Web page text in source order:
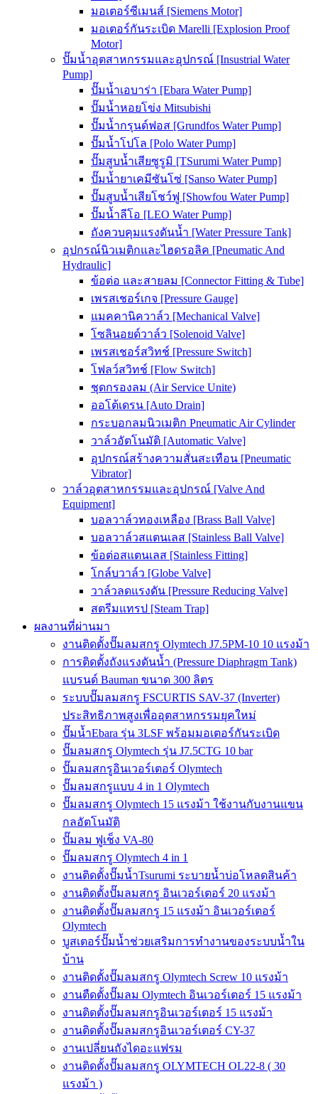
มอเตอร์ซีเมนส์ [Siemens Motor]
มอเตอร์กันระเบิด Marelli [Explosion Proof
Motor]
ปั๊มน้ำอุตสาหกรรมและอุปกรณ์ [Insustrial Water
Pump]
ปั๊มน้ำเอบาร่า [Ebara Water Pump]
ปั๊มน้ำหอยโข่ง Mitsubishi
ปั๊มน้ำกรุนด์ฟอส [Grundfos Water Pump]
ปั๊มน้ำโปโล [Polo Water Pump]
ปั๊มสูบน้ำเสียซูรูมิ [TSurumi Water Pump]
ปั๊มน้ำยาเคมีซันโซ่ [Sanso Water Pump]
ปั๊มสูบน้ำเสียโชว์ฟู [Showfou Water Pump]
ปั๊มน้ำลีโอ [LEO Water Pump]
ถังควบคุมแรงดันน้ำ [Water Pressure Tank]
อุปกรณ์นิวเมติกและไฮดรอลิค [Pneumatic And
Hydraulic]
ข้อต่อ และสายลม [Connector Fitting & Tube]
เพรสเชอร์เกจ [Pressure Gauge]
แมคคานิควาล์ว [Mechanical Valve]
โซลินอยด์วาล์ว [Solenoid Valve]
เพรสเชอร์สวิทช์ [Pressure Switch]
โฟลว์สวิทช์ [Flow Switch]
ชุดกรองลม (Air Service Unite)
ออโต้เดรน [Auto Drain]
กระบอกลมนิวเมติก Pneumatic Air Cylinder
วาล์วอัตโนมัติ [Automatic Valve]
อุปกรณ์สร้างความสั่นสะเทือน [Pneumatic
Vibrator]
วาล์วอุตสาหกรรมและอุปกรณ์ [Valve And
Equipment]
บอลวาล์วทองเหลือง [Brass Ball Valve]
บอลวาล์วสแตนเลส [Stainless Ball Valve]
ข้อต่อสแตนเลส [Stainless Fitting]
โกล์บวาล์ว [Globe Valve]
วาล์วลดแรงดัน [Pressure Reducing Valve]
สตรีมแทรป [Steam Trap]
ผลงานที่ผ่านมา
งานติดตั้งปั๊มลมสกรู Olymtech J7.5PM-10 10 แรงม้า
การติดตั้งถังแรงดันน้ำ (Pressure Diaphragm Tank)
แบรนด์ Bauman ขนาด 300 ลิตร
ระบบปั๊มลมสกรู FSCURTIS SAV-37 (Inverter)
ประสิทธิภาพสูงเพื่ออุตสาหกรรมยุคใหม่
ปั๊มน้ำEbara รุ่น 3LSF พร้อมมอเตอร์กันระเบิด
ปั๊มลมสกรู Olymtech รุ่น J7.5CTG 10 bar
ปั๊มลมสกรูอินเวอร์เตอร์ Olymtech
ปั๊มลมสกรูแบบ 4 in 1 Olymtech
ปั๊มลมสกรู Olymtech 15 แรงม้า ใช้งานกับงานแขน
กลอัตโนมัติ
ปั๊มลม ฟูเช็ง VA-80
ปั๊มลมสกรู Olymtech 4 in 1
งานติดตั้งปั๊มน้ำTsurumi ระบายน้ำบ่อโหลดสินค้า
งานติดตั้งปั๊มลมสกรู อินเวอร์เตอร์ 20 แรงม้า
งานติดตั้งปั๊มลมสกรู 15 แรงม้า อินเวอร์เตอร์
Olymtech
บูสเตอร์ปั๊มน้ำช่วยเสริมการทำงานของระบบน้ำใน
บ้าน
งานติดตั้งปั๊มลมสกรู Olymtech Screw 10 แรงม้า
งานตืดตั้งปั๊มลม Olymtech อินเวอร์เตอร์ 15 แรงม้า
งานติดตั้งปั๊มลมสกรูอินเวอร์เตอร์ 15 แรงม้า
งานติดตั้งปั๊มลมสกรูอินเวอร์เตอร์ CY-37
งานเปลี่ยนถังไดอะแฟรม
งานติดตั้งปั๊มลมสกรู OLYMTECH OL22-8 ( 30
แรงม้า )